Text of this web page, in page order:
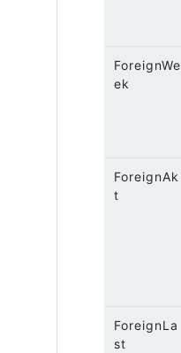
ForeignWe
ek
ForeignAk
t
ForeignLa
st